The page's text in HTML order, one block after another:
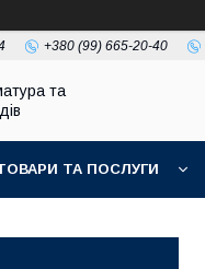
+380 (99) 665-20-40
та
ТА ПОСЛУГИ